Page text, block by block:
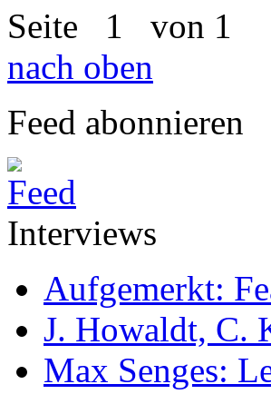
Seite 1 von 1
nach oben
Feed abonnieren
Interviews
Aufgemerkt:
J. Howaldt, C.
Max Senges: